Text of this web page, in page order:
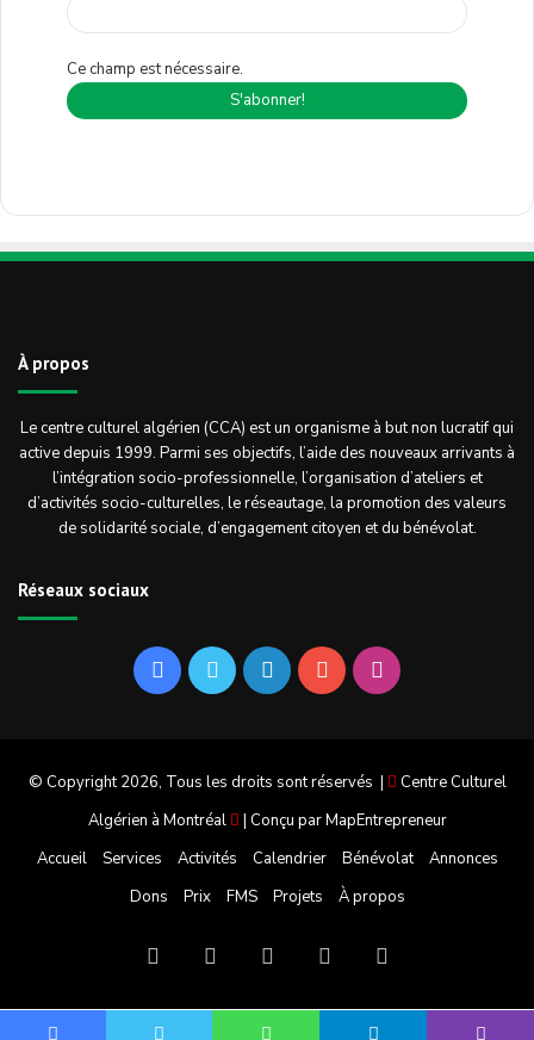
Ce champ est nécessaire.
À propos
Le centre culturel algérien (CCA) est un organisme à but non lucratif qui
active depuis 1999. Parmi ses objectifs, l’aide des nouveaux arrivants à
l’intégration socio-professionnelle, l’organisation d’ateliers et
d’activités socio-culturelles, le réseautage, la promotion des valeurs
de solidarité sociale, d’engagement citoyen et du bénévolat.
Réseaux sociaux
FacebookTwitterLinkedinYouTubeInstagram
© Copyright 2026, Tous les droits sont réservés |
Centre Culturel
Algérien à Montréal
| Conçu parMapEntrepreneur
Accueil
Services Activités Calendrier Bénévolat
Annonces
Dons
Prix FMS Projets À propos
FacebookTwitter LinkedinYouTube